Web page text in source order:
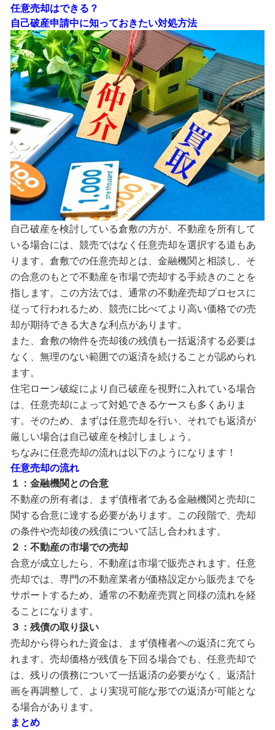
任意売却はできる？
自己破産申請中に知っておきたい対処方法
自己破産を検討している倉敷の方が、不動産を所有して
いる場合には、競売ではなく任意売却を選択する道もあ
ります。倉敷での任意売却とは、金融機関と相談し、そ
の合意のもとで不動産を市場で売却する手続きのことを
指します。この方法では、通常の不動産売却プロセスに
従って行われるため、競売に比べてより高い価格での売
却が期待できる大きな利点があります。
また、倉敷の物件を売却後の残債も一括返済する必要は
なく、無理のない範囲での返済を続けることが認められ
ます。
住宅ローン破綻により自己破産を視野に入れている場合
は、任意売却によって対処できるケースも多くありま
す。そのため、まずは任意売却を行い、それでも返済が
厳しい場合は自己破産を検討しましょう。
ちなみに任意売却の流れは以下のようになります！
任意売却の流れ
１：金融機関との合意
不動産の所有者は、まず債権者である金融機関と売却に
関する合意に達する必要があります。この段階で、売却
の条件や売却後の残債について話し合われます。
２：不動産の市場での売却
合意が成立したら、不動産は市場で販売されます。任意
売却では、専門の不動産業者が価格設定から販売までを
サポートするため、通常の不動産売買と同様の流れを経
ることになります。
３：残債の取り扱い
売却から得られた資金は、まず債権者への返済に充てら
れます。売却価格が残債を下回る場合でも、任意売却で
は、残りの債務について一括返済の必要がなく、返済計
画を再調整して、より実現可能な形での返済が可能とな
る場合があります。
まとめ